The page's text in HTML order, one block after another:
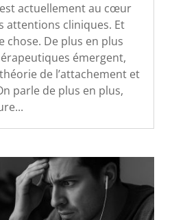
actuellement au cœur
attentions cliniques. Et
chose. De plus en plus
émergent,
de l’attachement et
parle de plus en plus,